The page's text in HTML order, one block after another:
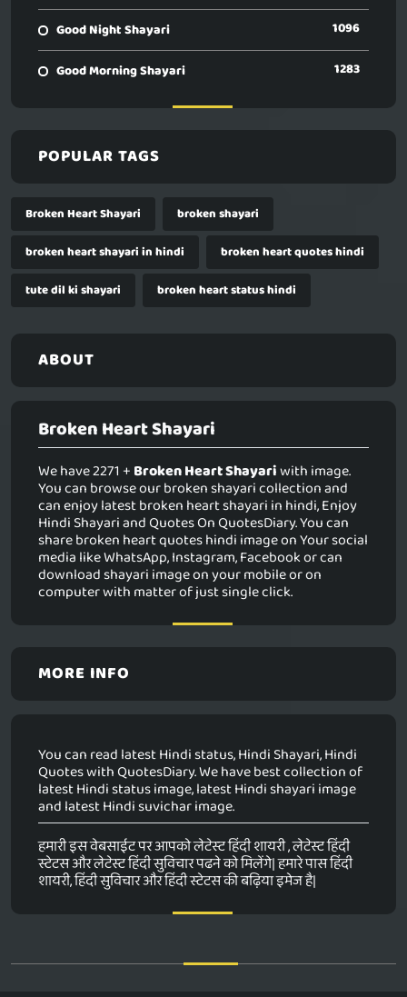
Good Night Shayari 1096
Good Morning Shayari 1283
POPULAR TAGS
Broken Heart Shayari
broken shayari
broken heart shayari in hindi
broken heart quotes hindi
tute dil ki shayari
broken heart status hindi
ABOUT
Broken Heart Shayari
We have 2271 + Broken Heart Shayariwith image.
You can browse our broken shayari collection and
can enjoy latest broken heart shayari in hindi, Enjoy
Hindi Shayari and Quotes On QuotesDiary. You can
share broken heart quotes hindi image on Your social
media like WhatsApp, Instagram, Facebook or can
download shayari image on your mobile or on
computer with matter of just single click.
MORE INFO
You can read latest Hindi status, Hindi Shayari, Hindi
Quotes with QuotesDiary. We have best collection of
latest Hindi status image, latest Hindi shayari image
and latest Hindi suvichar image.
हमारी इस वेबसाईट पर आपको लेटेस्ट हिंदी शायरी , लेटेस्ट हिंदी
स्टेटस और लेटेस्ट हिंदी सुविचार पढने को मिलेंगे| हमारे पास हिंदी
शायरी, हिंदी सुविचार और हिंदी स्टेटस की बढ़िया इमेज है|